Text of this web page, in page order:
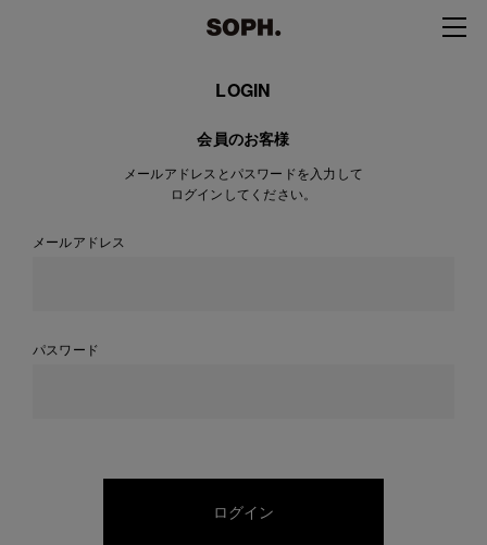
LOGIN
会員のお客様
メールアドレスとパスワードを入力して
ログインしてください。
メールアドレス
パスワード